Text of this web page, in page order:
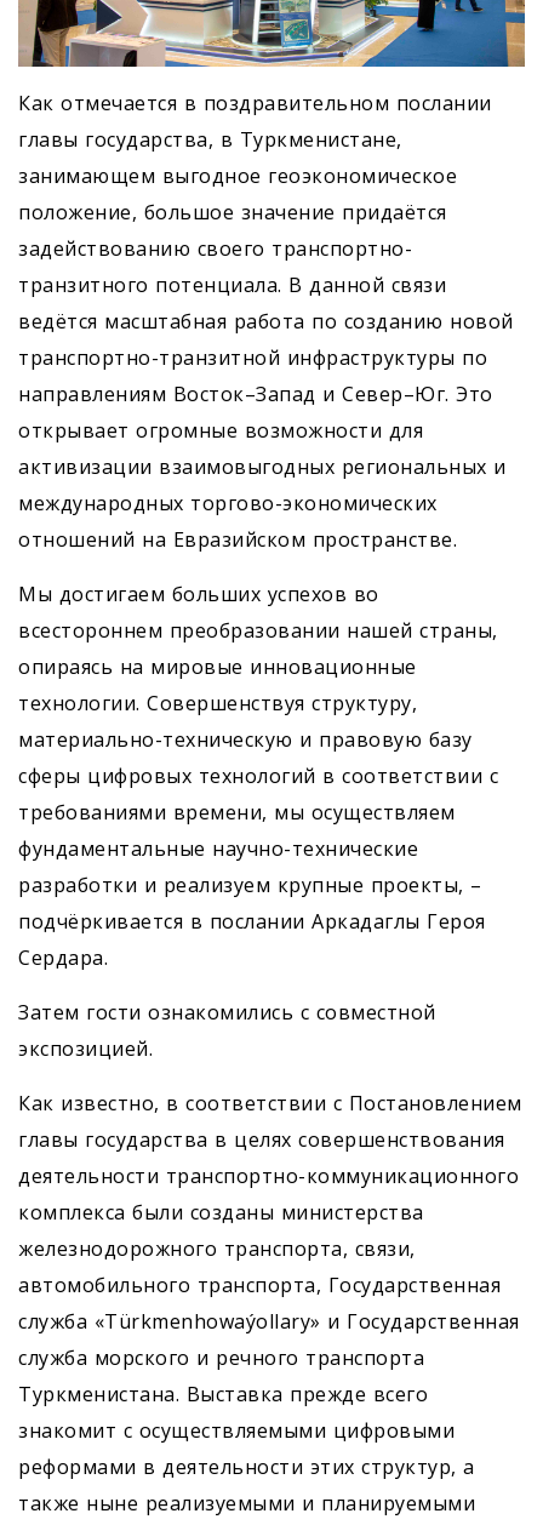
Как отмечается в поздравительном послании
главы государства, в Туркменистане,
занимающем выгодное геоэкономическое
положение, большое значение придаётся
задействованию своего транспортно-
транзитного потенциала. В данной связи
ведётся масштабная работа по созданию новой
транспортно-транзитной инфраструктуры по
направлениям Восток–Запад и Север–Юг. Это
открывает огромные возможности для
активизации взаимовыгодных региональных и
международных торгово-экономических
отношений на Евразийском пространстве.
Мы достигаем больших успехов во
всестороннем преобразовании нашей страны,
опираясь на мировые инновационные
технологии. Совершенствуя структуру,
материально-техническую и правовую базу
сферы цифровых технологий в соответствии с
требованиями времени, мы осуществляем
фундаментальные научно-технические
разработки и реализуем крупные проекты, –
подчёркивается в послании Аркадаглы Героя
Сердара.
Затем гости ознакомились с сов­местной
экспозицией.
Как известно, в соответствии с Постановлением
главы государства в целях совершенствования
деятельности транспортно-коммуникационного
комплекса были созданы министерства
железнодорожного транспорта, связи,
автомобильного транспорта, Государственная
служба «Türkmenhowaýollary» и Государственная
служба морского и речного транспорта
Туркменистана. Выставка прежде всего
знакомит с осуществляемыми цифровыми
реформами в деятельности этих структур, а
также ныне реализуемыми и планируемыми